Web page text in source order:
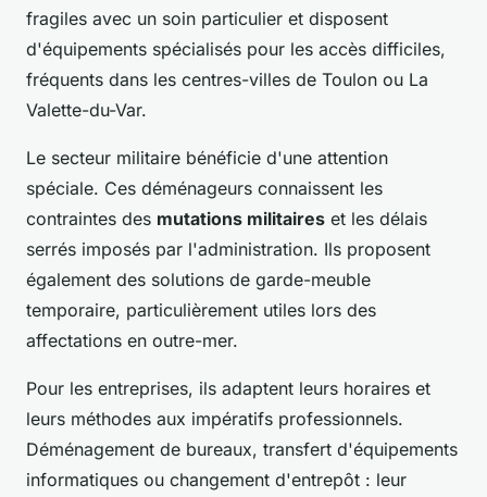
fragiles avec un soin particulier et disposent
d'équipements spécialisés pour les accès difficiles,
fréquents dans les centres-villes de Toulon ou La
Valette-du-Var.
Le secteur militaire bénéficie d'une attention
spéciale. Ces déménageurs connaissent les
contraintes des mutations militaires et les délais
serrés imposés par l'administration. Ils proposent
également des solutions de garde-meuble
temporaire, particulièrement utiles lors des
affectations en outre-mer.
Pour les entreprises, ils adaptent leurs horaires et
leurs méthodes aux impératifs professionnels.
Déménagement de bureaux, transfert d'équipements
informatiques ou changement d'entrepôt : leur